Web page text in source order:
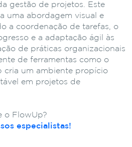
gestão de projetos. Este
uma abordagem visual e
a coordenação de tarefas, o
e a adaptação ágil às
de práticas organizacionais
de ferramentas como o
cria um ambiente propício
em projetos de
o FlowUp?
especialistas!